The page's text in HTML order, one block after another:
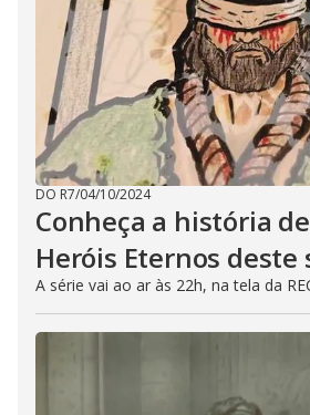
DO R7/04/10/2024
Conheça a história
Heróis Eternos deste
A série vai ao ar às 22h, na tela da